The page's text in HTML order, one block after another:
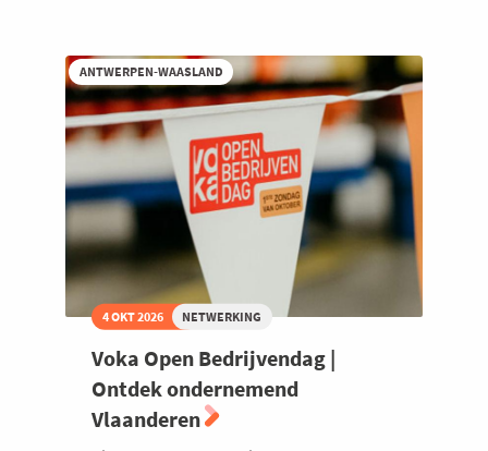
ANTWERPEN-WAASLAND
4 OKT 2026 NETWERKING
Voka Open Bedrijvendag |
Ontdek ondernemend
Vlaanderen